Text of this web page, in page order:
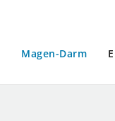
Magen-Darm